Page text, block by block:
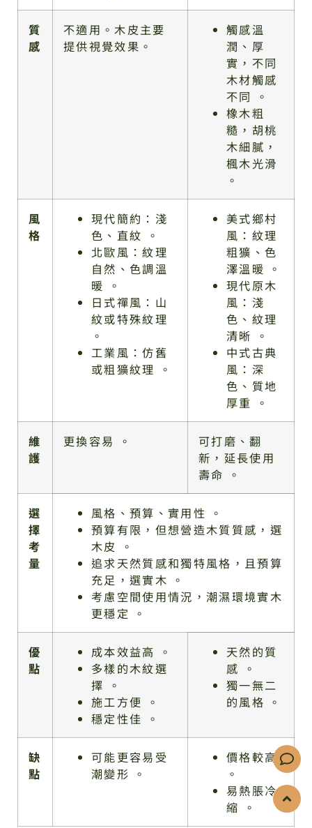
質
感
不適用。木皮主要
提供視覺效果。
觸感溫
潤、厚
實，不同
木材觸感
不同 。
橡木粗
糙，胡桃
木細膩，
楓木光滑
。
風
格
現代簡約：淺
色、直紋 。
北歐風：紋理
自然、色調溫
暖 。
日式禪風：山
紋或特殊紋理
。
工業風：仿舊
或粗獷紋理 。
美式鄉村
風：紋理
粗獷、色
澤溫暖 。
現代原木
風：淺
色、紋理
清晰 。
中式古典
風：深
色、質地
厚重 。
維
護
更換容易 。
可打磨、翻
新，延長使用
壽命 。
選
擇
考
量
風格、預算、實用性 。
預算有限，但想營造木質質感，選
木皮 。
追求天然質感和獨特風格，且預算
充足，選實木 。
考慮空間使用情況，潮濕環境實木
更穩定 。
優
點
成本效益高 。
多樣的木紋選
擇 。
施工方便 。
穩定性佳 。
天然的質
感 。
獨一無二
的風格 。
缺
點
可能更容易受
潮變形 。
價格較高
。
易熱脹冷
縮 。